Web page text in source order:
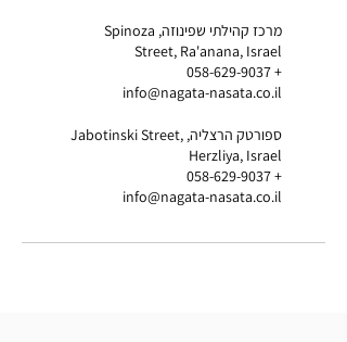
מרכז קהילתי שפינוזה, Spinoza
Street, Ra'anana, Israel
+ 058-629-9037
info@nagata-nasata.co.il
ספורטק הרצליה, Jabotinski Street,
Herzliya, Israel
+ 058-629-9037
info@nagata-nasata.co.il